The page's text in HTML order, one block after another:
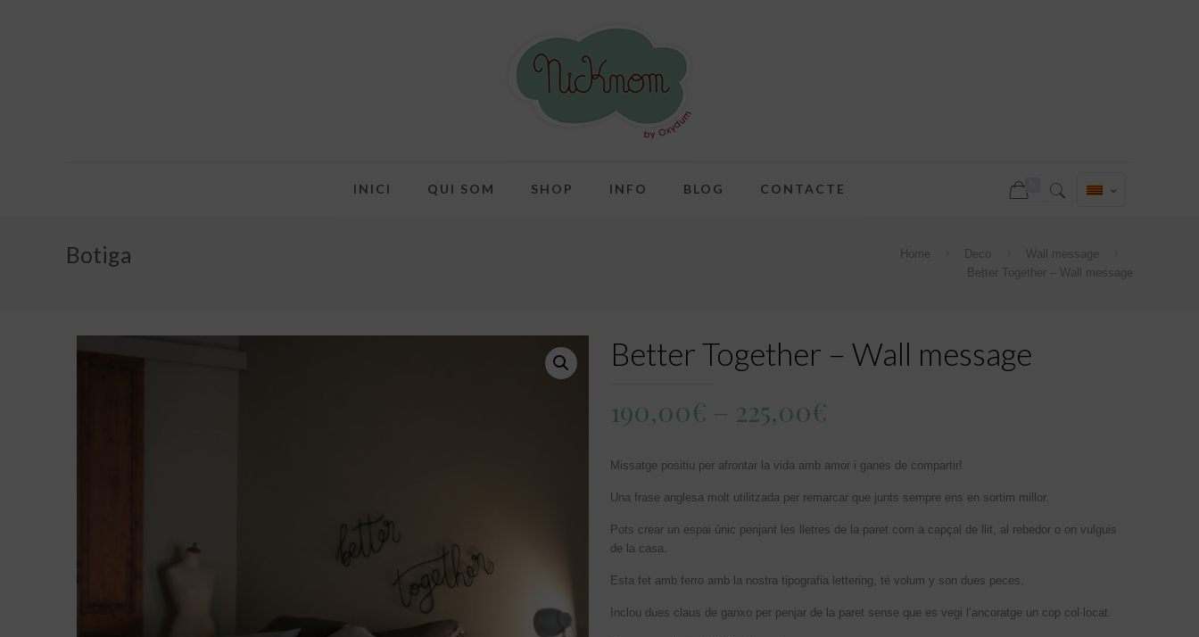
INICI QUI SOM SHOP INFO BLOG CONTACTE
Botiga Home Deco
Wall message
Better Together – Wall message
Better Together – Wall message
190,00€ – 225,00€Interval
preus:
190,00€
a
225,00€
Missatge positiu per afrontar la vida amb amor i ganes de compartir!
Una frase anglesa molt utilitzada per remarcar que junts sempre ens en sortim millor.
Pots crear un espai únic penjant les lletres de la paret com a capçal de llit, al rebedor o on vulguis
de la casa.
Esta fet amb ferro amb la nostra tipografia lettering, té volum y son dues peces.
Inclou dues claus de ganxo per penjar de la paret sense que es vegi l’ancoratge un cop col·locat.